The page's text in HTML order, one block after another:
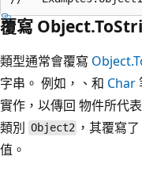
覆寫
類型通常會覆寫
字串。 例如，、和 Char
實作，以傳回 物件所代
類別 Object2 ，其覆寫
值。